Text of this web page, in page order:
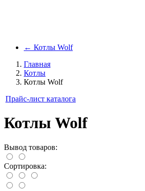
← Котлы Wolf
Главная
Котлы
Котлы Wolf
Прайс-лист каталога
Котлы Wolf
Вывод товаров:
Сортировка: